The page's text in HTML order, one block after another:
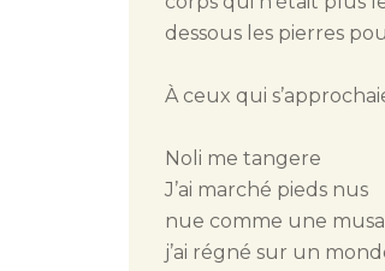
dessous les pierres
À ceux qui
Noli me tangere
J’ai marché pieds nus
nue comme une
j’ai régné sur un